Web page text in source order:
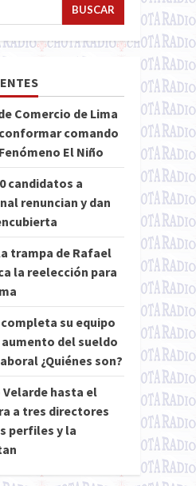
BUSCAR
Comercio de Lima
comando
El Niño
candidatos a
renuncian y dan
trampa de Rafael
la reelección para
su equipo
del sueldo
¿Quiénes son?
Velarde hasta el
a tres directores
perfiles y la